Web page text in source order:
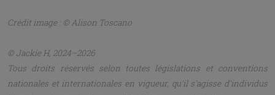
Crédit image : © Alison Toscano
© Jackie H, 2024–2026
Tous droits réservés selon toutes législations et conventions
nationales et internationales en vigueur, qu'il s'agisse d'individus